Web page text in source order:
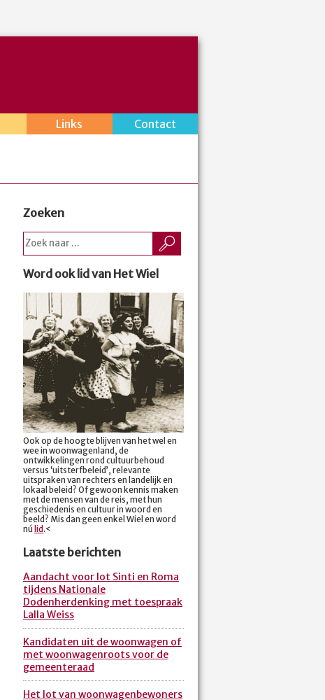
Links Contact
Zoeken
Word ook lid van Het Wiel
Ook op de hoogte blijven van het wel en
wee in woonwagenland, de
ontwikkelingen rond cultuurbehoud
versus ‘uitsterfbeleid’, relevante
uitspraken van rechters en landelijk en
lokaal beleid? Of gewoon kennis maken
met de mensen van de reis, met hun
geschiedenis en cultuur in woord en
beeld? Mis dan geen enkel Wiel en word
nú lid.<
Laatste berichten
Aandacht voor lot Sinti en Roma
tijdens Nationale
Dodenherdenking met toespraak
Lalla Weiss
Kandidaten uit de woonwagen of
met woonwagenroots voor de
gemeenteraad
Het lot van woonwagenbewoners